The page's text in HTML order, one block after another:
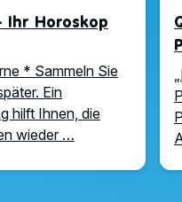
Ihr Horoskop
* Sammeln Sie
Ein
hilft Ihnen, die
wieder …